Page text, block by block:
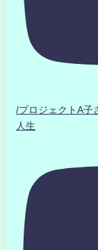
/プロジェクトA
人生